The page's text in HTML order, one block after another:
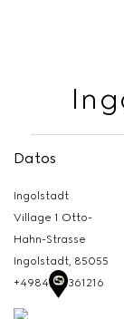
Datos
Ingolstadt
Village 1 Otto-
Hahn-Strasse
Ingolstadt, 85055
+4984199361216